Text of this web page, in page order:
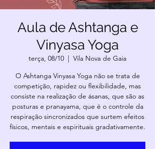
Aula de Ashtanga e
Vinyasa Yoga
terça, 08/10
  |
Vila Nova de Gaia
O Ashtanga Vinyasa Yoga não se trata de
competição, rapidez ou flexibilidade, mas
consiste na realização de ásanas, que são as
posturas e pranayama, que é o controle da
respiração sincronizados que surtem efeitos
físicos, mentais e espirituais gradativamente.